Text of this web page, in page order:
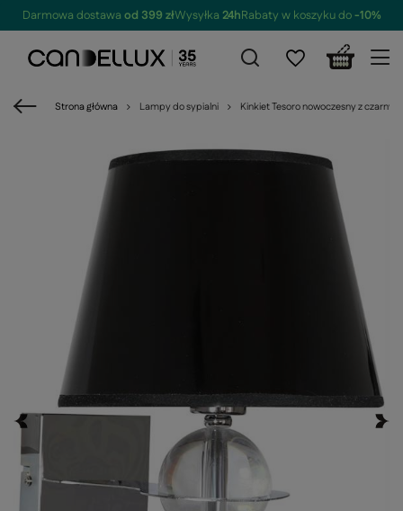
Darmowa dostawa od 399 złWysyłka 24hRabaty w koszyku do-10%
Strona główna Lampy do sypialni Kinkiet Tesoro nowoczesny z